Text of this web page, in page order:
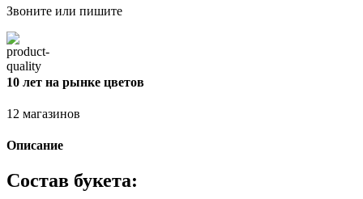
Звоните или пишите
10 лет на рынке цветов
12 магазинов
Описание
Состав букета: